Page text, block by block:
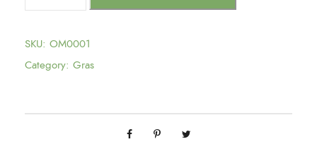
a
n
u
SKU: OM0001
Category: Gras